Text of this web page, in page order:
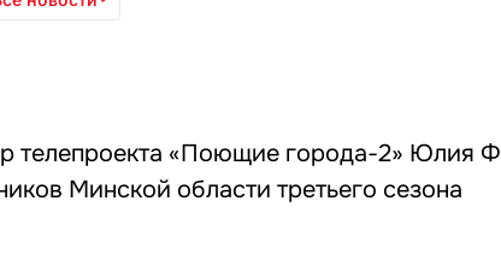
телепроекта «Поющие города-2» Юлия
Минской области третьего сезона